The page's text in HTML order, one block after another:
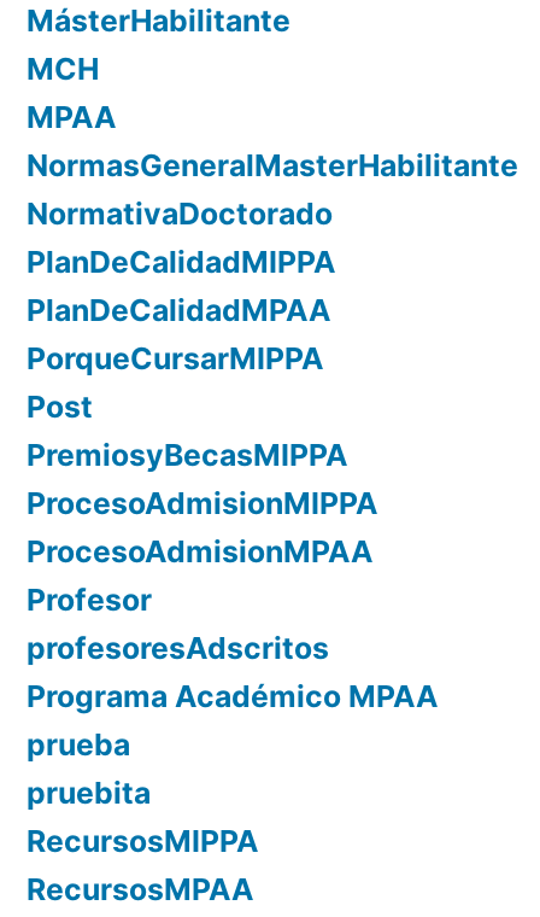
MásterHabilitante
MCH
MPAA
NormasGeneralMasterHabilitante
NormativaDoctorado
PlanDeCalidadMIPPA
PlanDeCalidadMPAA
PorqueCursarMIPPA
Post
PremiosyBecasMIPPA
ProcesoAdmisionMIPPA
ProcesoAdmisionMPAA
Profesor
profesoresAdscritos
Programa Académico MPAA
prueba
pruebita
RecursosMIPPA
RecursosMPAA